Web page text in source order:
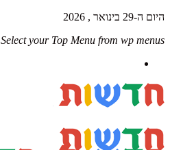
היום ה-29 בינואר , 2026
Select your Top Menu from wp menus